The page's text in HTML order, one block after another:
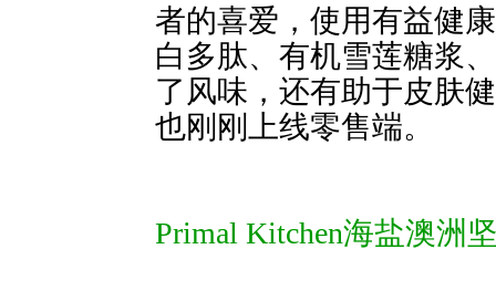
者的喜爱，使用有益健
白多肽、有机雪莲糖浆、
了风味，还有助于皮肤
也刚刚上线零售端。
Primal Kitchen海盐澳洲